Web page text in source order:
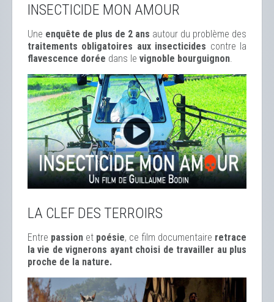
INSECTICIDE MON AMOUR
Une enquête de plus de 2 ans autour du problème des
traitements obligatoires aux insecticides contre la
flavescence dorée dans le vignoble bourguignon.
LA CLEF DES TERROIRS
Entre passion et poésie, ce film documentaire retrace
la vie de vignerons ayant choisi de travailler au plus
proche de la nature.